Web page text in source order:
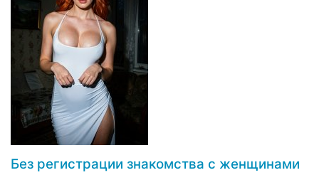
Без регистрации знакомства с женщинами